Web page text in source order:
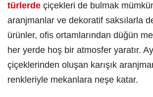
türlerde çiçekleri de bulmak
aranjmanlar ve dekoratif saksılarla
ürünler, ofis ortamlarından düğün
her yerde hoş bir atmosfer yaratır.
çiçeklerinden oluşan karışık
renkleriyle mekanlara neşe katar.